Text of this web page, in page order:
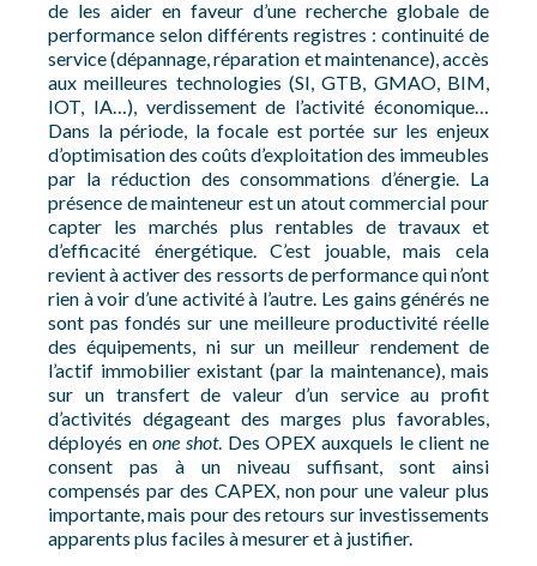
de les aider en faveur d’une recherche globale de
performance selon différents registres : continuité de
service (dépannage, réparation et maintenance), accès
aux meilleures technologies (SI, GTB, GMAO, BIM,
IOT, IA…), verdissement de l’activité économique…
Dans la période, la focale est portée sur les enjeux
d’optimisation des coûts d’exploitation des immeubles
par la réduction des consommations d’énergie. La
présence de mainteneur est un atout commercial pour
capter les marchés plus rentables de travaux et
d’efficacité énergétique. C’est jouable, mais cela
revient à activer des ressorts de performance qui n’ont
rien à voir d’une activité à l’autre. Les gains générés ne
sont pas fondés sur une meilleure productivité réelle
des équipements, ni sur un meilleur rendement de
l’actif immobilier existant (par la maintenance), mais
sur un transfert de valeur d’un service au profit
d’activités dégageant des marges plus favorables,
déployés enone shot. Des OPEX auxquels le client ne
consent pas à un niveau suffisant, sont ainsi
compensés par des CAPEX, non pour une valeur plus
importante, mais pour des retours sur investissements
apparents plus faciles à mesurer et à justifier.